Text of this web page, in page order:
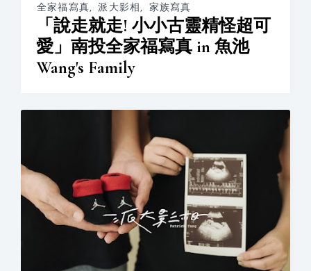
全家福寫真, 派大影相, 家族寫真
「說走就走! 小小古靈精怪超可
愛」南投全家福寫真 in 魚池
Wang's Family